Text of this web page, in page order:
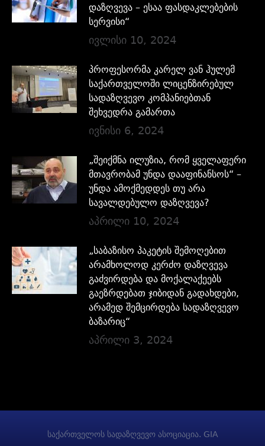
დაზღვევა – ესაა ფასდაკლებების
სერვისი“
ივლისი 10, 2024
პროფესორმა კარელ ვან ჰულემ
საქართველოში ლიცენზირებულ
სადაზღვევო კომპანიებთან
შეხვედრა გამართა
ივნისი 6, 2024
„შეიქმნა ილუზია, რომ ყველაფერი
მთავრობამ უნდა დააფინანსოს“ –
უნდა ამოქმედდეს თუ არა
სავალდებულო დაზღვევა?
აპრილი 10, 2024
„საბაზისო პაკეტის შემოღებით
არამხოლოდ კერძო დაზღვევა
გაძვირდება და მოქალაქეებს
გაეზრდებათ ჯიბიდან გადახდები,
არამედ შემცირდება სადაზღვევო
ბაზარიც“
აპრილი 3, 2024
საქართველოს სადაზღვევო ასოციაცია. GIA